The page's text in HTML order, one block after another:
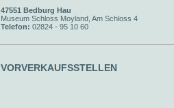
47551 Bedburg Hau
Museum Schloss Moyland, Am Schloss 4
Telefon: 02824 - 95 10 60
VORVERKAUFSSTELLEN